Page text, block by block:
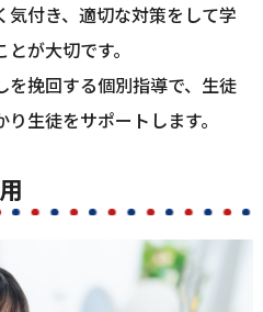
付き、適切な対策をして学
が大切です。
を挽回する個別指導で、生徒
生徒をサポートします。